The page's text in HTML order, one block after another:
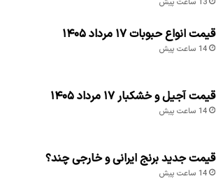
13 ساعت پیش
قیمت انواع حبوبات ۱۷ مرداد ۱۴۰۵
14 ساعت پیش
قیمت آجیل و خشکبار ۱۷ مرداد ۱۴۰۵
14 ساعت پیش
قیمت جدید برنج ایرانی و خارجی چند؟
14 ساعت پیش